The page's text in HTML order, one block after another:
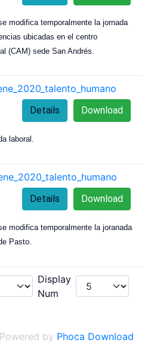
modifica temporalmente la jornada
ubicadas en el centro
(CAM) sede San Andrés.
Download
Details
laboral.
Download
Details
modifica temporalmente la joranada
Pasto.
Display
Num
Powered by Phoca Download